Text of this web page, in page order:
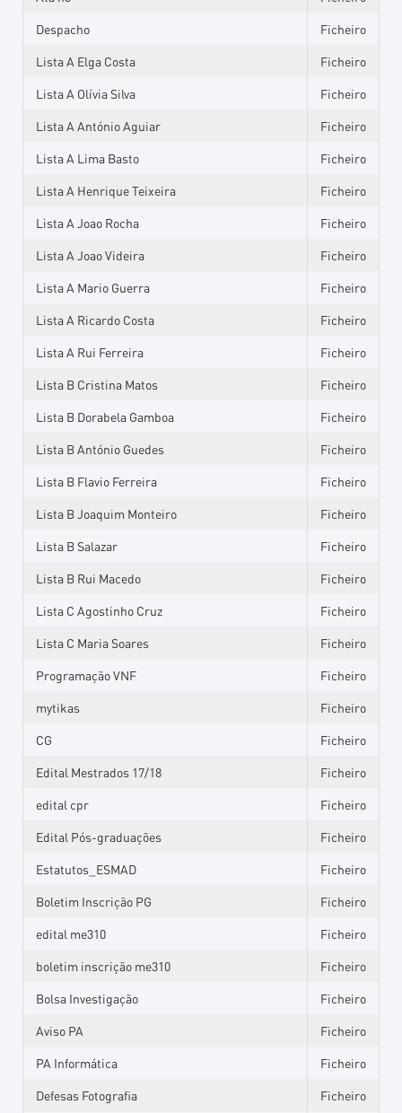
Despacho
Ficheiro
Lista A Elga Costa
Ficheiro
Lista A Olívia Silva
Ficheiro
Lista A António Aguiar
Ficheiro
Lista A Lima Basto
Ficheiro
Lista A Henrique Teixeira
Ficheiro
Lista A Joao Rocha
Ficheiro
Lista A Joao Videira
Ficheiro
Lista A Mario Guerra
Ficheiro
Lista A Ricardo Costa
Ficheiro
Lista A Rui Ferreira
Ficheiro
Lista B Cristina Matos
Ficheiro
Lista B Dorabela Gamboa
Ficheiro
Lista B António Guedes
Ficheiro
Lista B Flavio Ferreira
Ficheiro
Lista B Joaquim Monteiro
Ficheiro
Lista B Salazar
Ficheiro
Lista B Rui Macedo
Ficheiro
Lista C Agostinho Cruz
Ficheiro
Lista C Maria Soares
Ficheiro
Programação VNF
Ficheiro
mytikas
Ficheiro
CG
Ficheiro
Edital Mestrados 17/18
Ficheiro
edital cpr
Ficheiro
Edital Pós-graduações
Ficheiro
Estatutos_ESMAD
Ficheiro
Boletim Inscrição PG
Ficheiro
edital me310
Ficheiro
boletim inscrição me310
Ficheiro
Bolsa Investigação
Ficheiro
Aviso PA
Ficheiro
PA Informática
Ficheiro
Defesas Fotografia
Ficheiro